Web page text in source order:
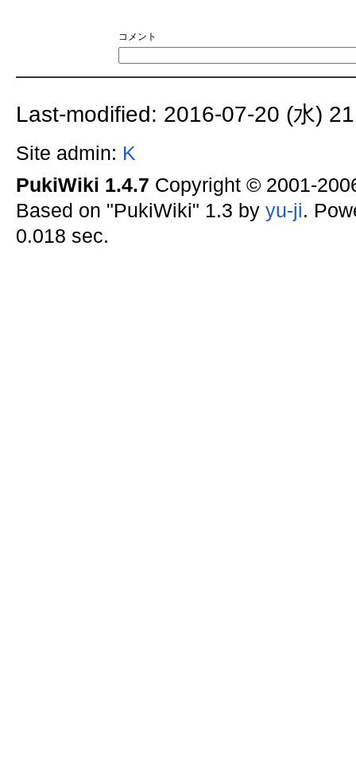
コメント
Last-modified: 2016-07-20 (水)
Site admin: K
PukiWiki 1.4.7 Copyright © 2001-
Based on "PukiWiki" 1.3 by yu-ji.
0.018 sec.